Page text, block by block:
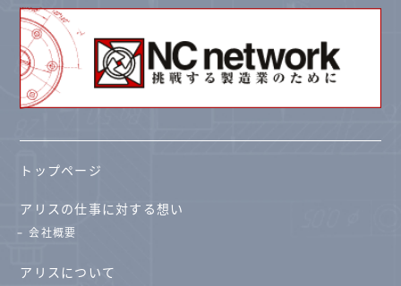
トップページ
アリスの仕事に対する想い
会社概要
アリスについて